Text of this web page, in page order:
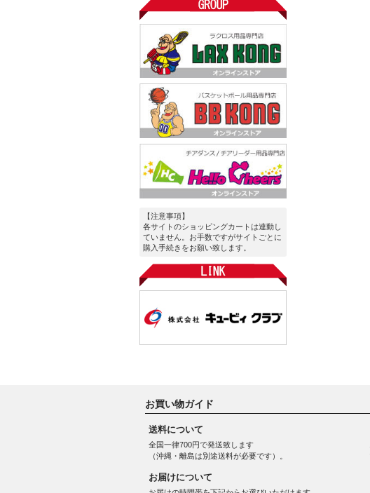
【注意事項】
各サイトのショッピングカートは連動し
ていません。お手数ですがサイトごとに
購入手続きをお願い致します。
お買い物ガイド
送料について
全国一律700円で発送致します
（沖縄・離島は別途送料が必要です）。
お届けについて